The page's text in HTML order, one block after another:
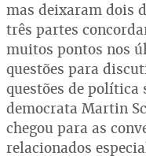
mas deixaram dois
três partes
muitos pontos nos
questões para
questões de
democrata Martin
chegou para as
relacionados